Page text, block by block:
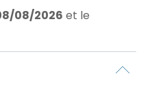
08/2026 et le